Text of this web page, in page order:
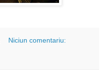
Niciun comentariu: